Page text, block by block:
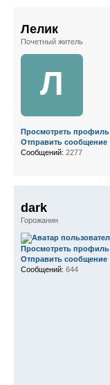
Лелик
Почетный житель
Л
Просмотреть профиль
Отправить сообщение
Сообщений: 2277
dark
Горожанин
Просмотреть профиль
Отправить сообщение
Сообщений: 644